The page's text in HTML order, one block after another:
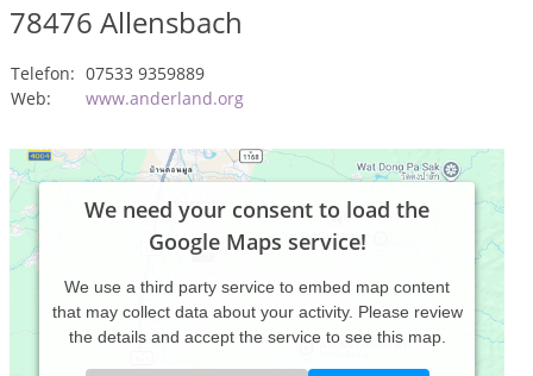
78476 Allensbach
Telefon: 07533 9359889
Web:
www.anderland.org
We need your consent to load the
Google Maps service!
We use a third party service to embed map content
that may collect data about your activity. Please review
the details and accept the service to see this map.